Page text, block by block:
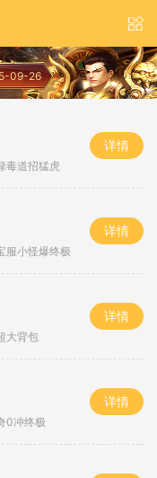
09-26
毒道招猛虎
详情
服小怪爆终极
详情
大背包
详情
0冲终极
详情